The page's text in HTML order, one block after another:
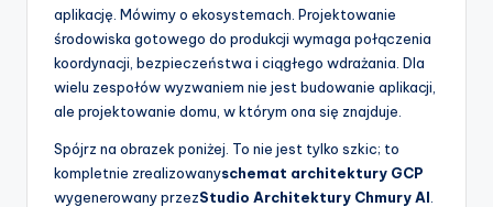
aplikację. Mówimy o ekosystemach. Projektowanie
środowiska gotowego do produkcji wymaga połączenia
koordynacji, bezpieczeństwa i ciągłego wdrażania. Dla
wielu zespołów wyzwaniem nie jest budowanie aplikacji,
ale projektowanie domu, w którym ona się znajduje.
Spójrz na obrazek poniżej. To nie jest tylko szkic; to
kompletnie zrealizowanyschemat architektury GCP
wygenerowany przezStudio Architektury Chmury AI